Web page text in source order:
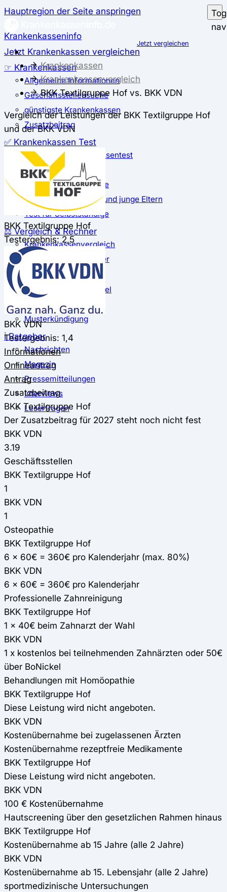
Hauptregion der Seite anspringen
Krankenkasseninfo
Jetzt Krankenkassen vergleichen
☞ Krankenkassen
Allgemeine Informationen
Geschäftsstellensuche
günstigste Krankenkassen
Zusatzbeitrag
✅ Krankenkassen Test
Der große Krankenkassentest
Test für Studierende
Test für Auszubildende
Test für Schwangere und junge Eltern
Test für Selbstständige
⚖️ Vergleich & Rechner
Krankenkassenvergleich
Krankenkassenrechner
↔ Wechsel
Krankenkassenwechsel
Kündigung
Musterkündigung
ℹ Ratgeber
Nachrichten
Magazin
Pressemitteilungen
Interviews
Leserfragen
Jetzt vergleichen
Krankenkassen
Krankenkassenvergleich
BKK Textilgruppe Hof vs. BKK VDN
Vergleich der Leistungen der BKK Textilgruppe Hof
und der BKK VDN
BKK Textilgruppe Hof
Testergebnis: 2,5
BKK VDN
Testergebnis: 1,4
Informationen
Onlineantrag
Antrag
Zusatzbeitrag
BKK Textilgruppe Hof
Der Zusatzbeitrag für 2027 steht noch nicht fest
BKK VDN
3.19
Geschäftsstellen
BKK Textilgruppe Hof
1
BKK VDN
1
Osteopathie
BKK Textilgruppe Hof
6 x 60€ = 360€ pro Kalenderjahr (max. 80%)
BKK VDN
6 x 60€ = 360€ pro Kalenderjahr
Professionelle Zahnreinigung
BKK Textilgruppe Hof
1 x 40€ beim Zahnarzt der Wahl
BKK VDN
1 x kostenlos bei teilnehmenden Zahnärzten oder 50€
über BoNickel
Behandlungen mit Homöopathie
BKK Textilgruppe Hof
Diese Leistung wird nicht angeboten.
BKK VDN
Kostenübernahme bei zugelassenen Ärzten
Kostenübernahme rezeptfreie Medikamente
BKK Textilgruppe Hof
Diese Leistung wird nicht angeboten.
BKK VDN
100 € Kostenübernahme
Hautscreening über den gesetzlichen Rahmen hinaus
BKK Textilgruppe Hof
Kostenübernahme ab 15 Jahre (alle 2 Jahre)
BKK VDN
Kostenübernahme ab 15. Lebensjahr (alle 2 Jahre)
sportmedizinische Untersuchungen